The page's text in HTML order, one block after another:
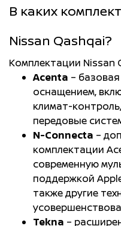
В каких
Nissan Qashqai?
Комплектации Nissan
Acenta –
оснащением,
климат-
передовые
N-Connecta –
комплектации
современную
поддержкой
также другие
Tekna –